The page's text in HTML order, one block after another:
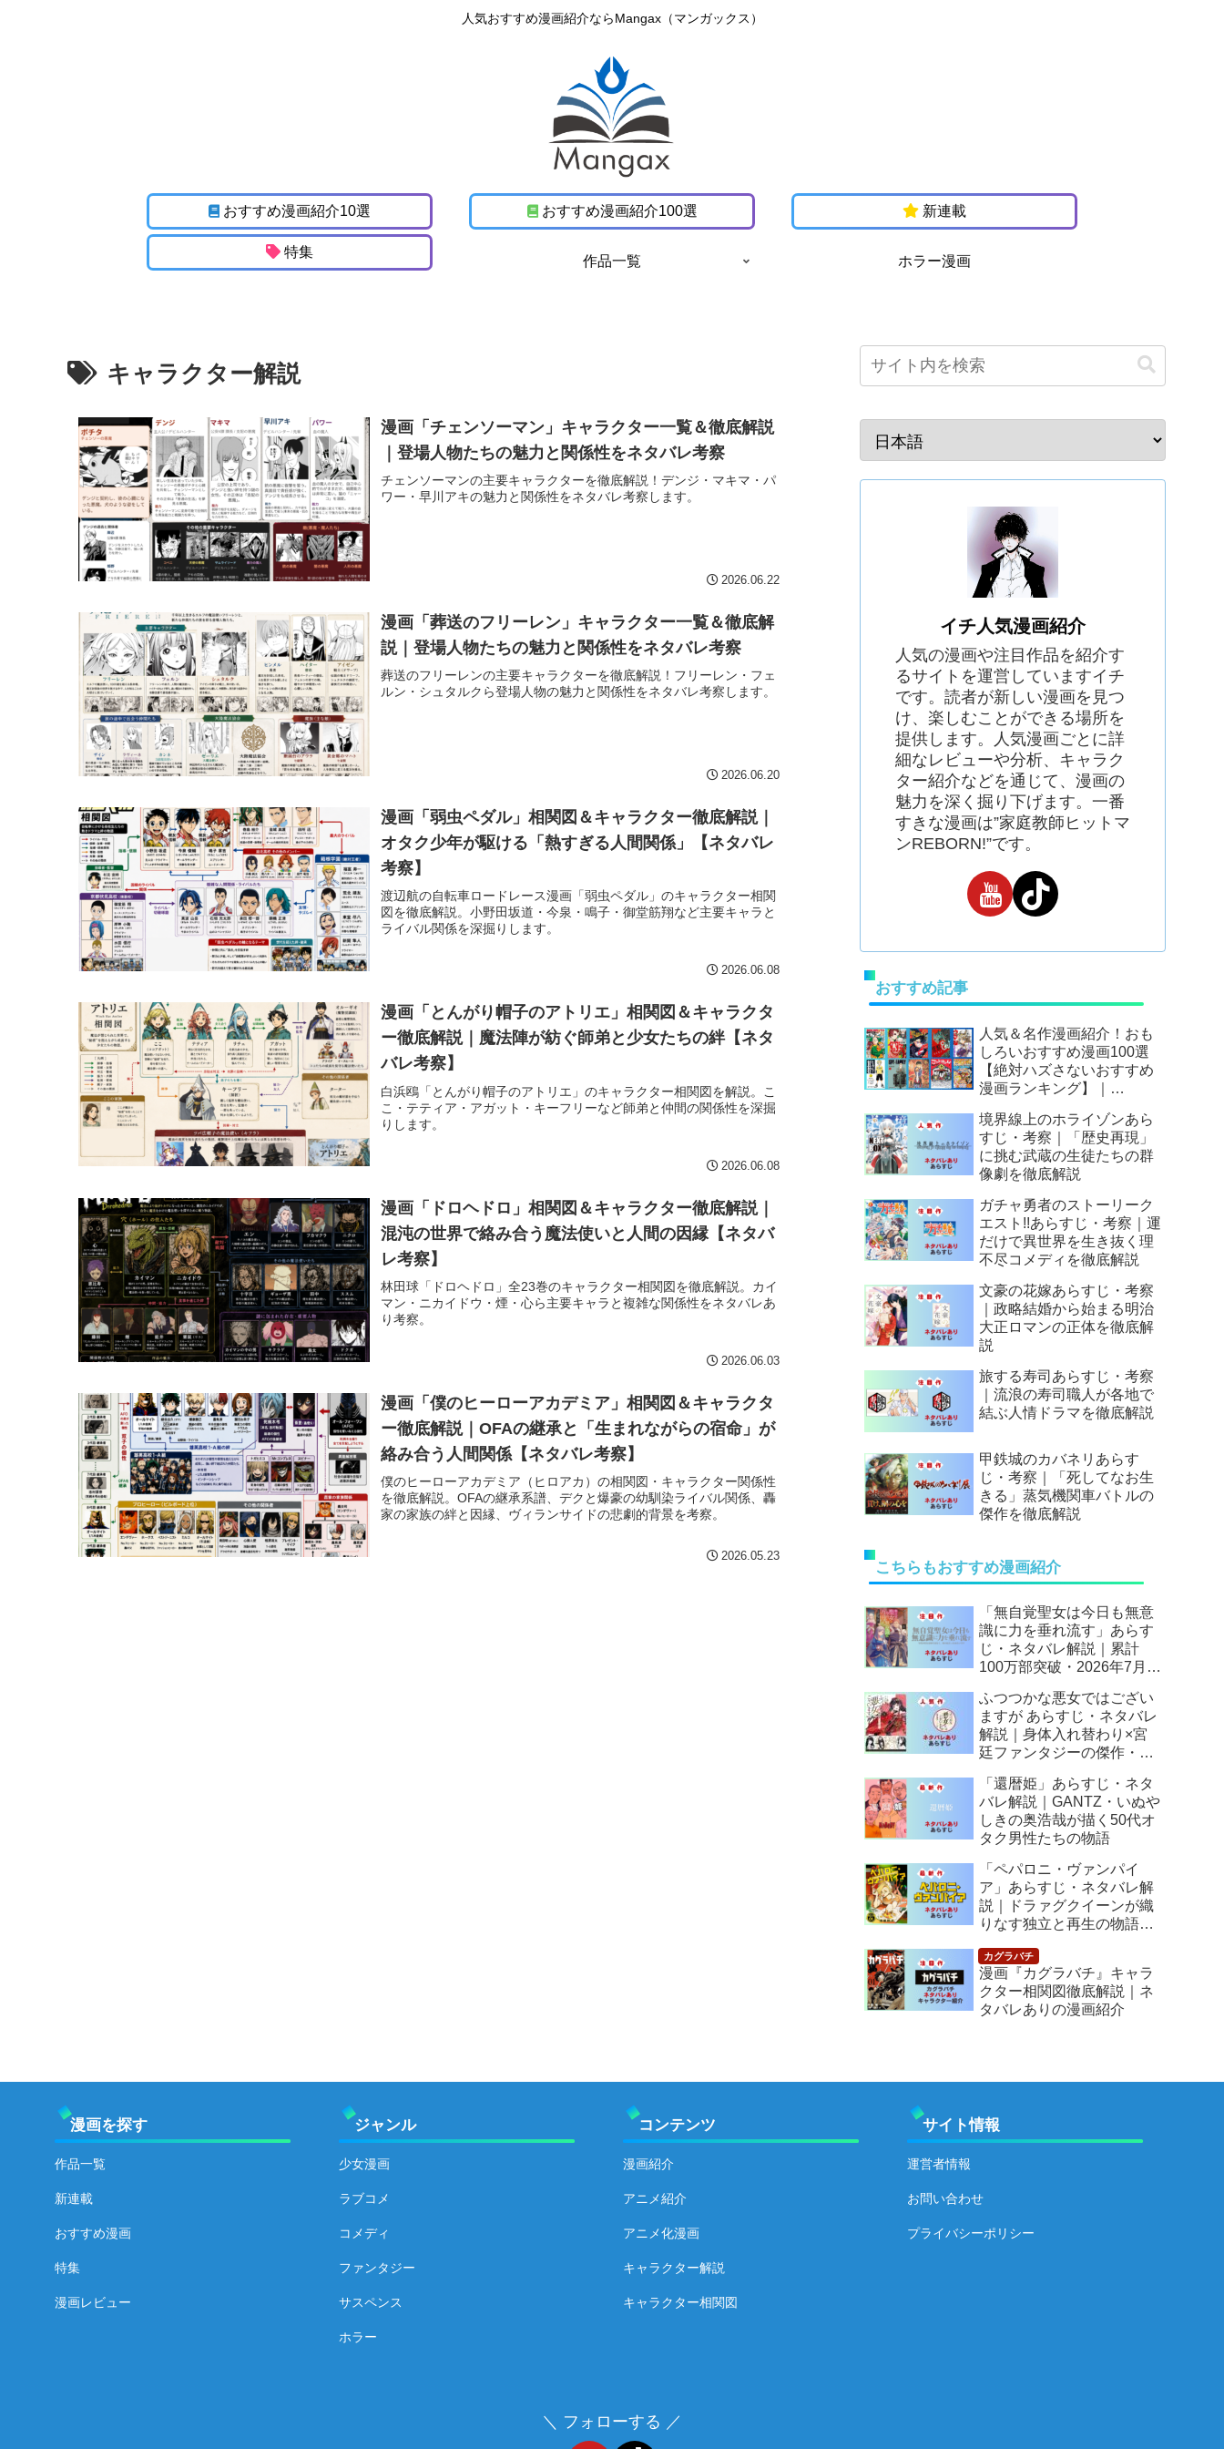
人気おすすめ漫画紹介ならMangax（マンガックス）
おすすめ漫画紹介10選 おすすめ漫画紹介100選 新連載
特集
作品一覧 ホラー漫画
キャラクター解説
漫画「チェンソーマン」キャラクター一覧＆徹底解説
｜登場人物たちの魅力と関係性をネタバレ考察
チェンソーマンの主要キャラクターを徹底解説！デンジ・マキマ・パ
ワー・早川アキの魅力と関係性をネタバレ考察します。
2026.06.22
漫画「葬送のフリーレン」キャラクター一覧＆徹底解
説｜登場人物たちの魅力と関係性をネタバレ考察
葬送のフリーレンの主要キャラクターを徹底解説！フリーレン・フェ
ルン・シュタルクら登場人物の魅力と関係性をネタバレ考察します。
2026.06.20
漫画「弱虫ペダル」相関図＆キャラクター徹底解説｜
オタク少年が駆ける「熱すぎる人間関係」【ネタバレ
考察】
渡辺航の自転車ロードレース漫画「弱虫ペダル」のキャラクター相関
図を徹底解説。小野田坂道・今泉・鳴子・御堂筋翔など主要キャラと
ライバル関係を深掘りします。
2026.06.08
漫画「とんがり帽子のアトリエ」相関図＆キャラクタ
ー徹底解説｜魔法陣が紡ぐ師弟と少女たちの絆【ネタ
バレ考察】
白浜鴎「とんがり帽子のアトリエ」のキャラクター相関図を解説。こ
こ・テティア・アガット・キーフリーなど師弟と仲間の関係性を深掘
りします。
2026.06.08
漫画「ドロヘドロ」相関図＆キャラクター徹底解説｜
混沌の世界で絡み合う魔法使いと人間の因縁【ネタバ
レ考察】
林田球「ドロヘドロ」全23巻のキャラクター相関図を徹底解説。カイ
マン・ニカイドウ・煙・心ら主要キャラと複雑な関係性をネタバレあ
り考察。
2026.06.03
漫画「僕のヒーローアカデミア」相関図＆キャラクタ
ー徹底解説｜OFAの継承と「生まれながらの宿命」が
絡み合う人間関係【ネタバレ考察】
僕のヒーローアカデミア（ヒロアカ）の相関図・キャラクター関係性
を徹底解説。OFAの継承系譜、デクと爆豪の幼馴染ライバル関係、轟
家の家族の絆と因縁、ヴィランサイドの悲劇的背景を考察。
2026.05.23
イチ人気漫画紹介
人気の漫画や注目作品を紹介す
るサイトを運営していますイチ
です。読者が新しい漫画を見つ
け、楽しむことができる場所を
提供します。人気漫画ごとに詳
細なレビューや分析、キャラク
ター紹介などを通じて、漫画の
魅力を深く掘り下げます。一番
すきな漫画は”家庭教師ヒットマ
ンREBORN!”です。
おすすめ記事
人気＆名作漫画紹介！おも
しろいおすすめ漫画100選
【絶対ハズさないおすすめ
漫画ランキング】｜
境界線上のホライゾンあら
すじ・考察｜「歴史再現」
に挑む武蔵の生徒たちの群
像劇を徹底解説
ガチャ勇者のストーリーク
エスト!!あらすじ・考察｜運
だけで異世界を生き抜く理
不尽コメディを徹底解説
文豪の花嫁あらすじ・考察
｜政略結婚から始まる明治
大正ロマンの正体を徹底解
説
旅する寿司あらすじ・考察
｜流浪の寿司職人が各地で
結ぶ人情ドラマを徹底解説
甲鉄城のカバネリあらす
じ・考察｜「死してなお生
きる」蒸気機関車バトルの
傑作を徹底解説
こちらもおすすめ漫画紹介
「無自覚聖女は今日も無意
識に力を垂れ流す」あらす
じ・ネタバレ解説｜累計
100万部突破・2026年7月ア
逆転人生
ふつつかな悪女ではござい
ますが あらすじ・ネタバレ
解説｜身体入れ替わり×宮
廷ファンタジーの傑作・
「還暦姫」あらすじ・ネタ
バレ解説｜GANTZ・いぬや
しきの奥浩哉が描く50代オ
タク男性たちの物語
「ペパロニ・ヴァンパイ
ア」あらすじ・ネタバレ解
説｜ドラァグクイーンが織
りなす独立と再生の物語
漫画『カグラバチ』キャラ
クター相関図徹底解説｜ネ
タバレありの漫画紹介
漫画を探す
作品一覧
新連載
おすすめ漫画
特集
漫画レビュー
ジャンル
少女漫画
ラブコメ
コメディ
ファンタジー
サスペンス
ホラー
コンテンツ
漫画紹介
アニメ紹介
アニメ化漫画
キャラクター解説
キャラクター相関図
サイト情報
運営者情報
お問い合わせ
プライバシーポリシー
＼ フォローする ／